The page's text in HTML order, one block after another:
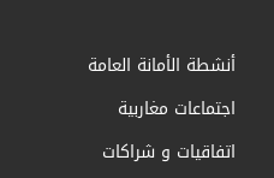
أنشطة الأمانة العامة
اجتماعات مغاربية
اتفاقيات و شراكات